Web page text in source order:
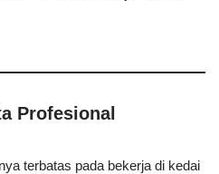
Profesional
terbatas pada bekerja di kedai